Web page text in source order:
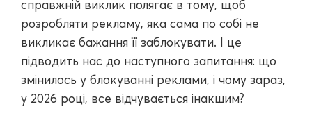
справжній виклик полягає в тому, щоб
розробляти рекламу, яка сама по собі не
викликає бажання її заблокувати. І це
підводить нас до наступного запитання: що
змінилось у блокуванні реклами, і чому зараз,
у 2026 році, все відчувається інакшим?